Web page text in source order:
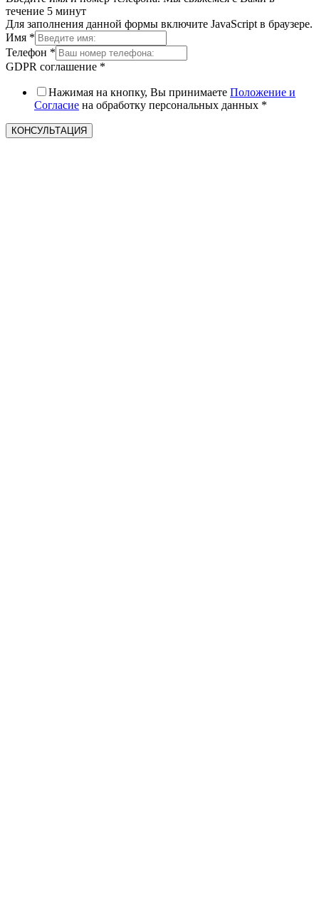
течение 5 минут
Для заполнения данной формы включите JavaScript в браузере.
Имя *
Телефон *
GDPR соглашение *
Нажимая на кнопку, Вы принимаете Положение и
Согласие на обработку персональных данных *
КОНСУЛЬТАЦИЯ